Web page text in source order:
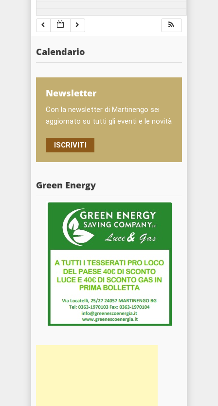
Calendario
Newsletter
Con la newsletter di Martinengo sei
aggiornato su tutti gli eventi e le novità
ISCRIVITI
Green Energy